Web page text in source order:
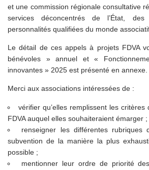
et une commission régionale consultative
services déconcentrés de l’État,
personnalités qualifiées du monde
Le détail de ces appels à projets FDVA
bénévoles » annuel et «
innovantes » 2025 est présenté en annexe.
Merci aux associations intéressées de :
vérifier qu’elles remplissent les critères
FDVA auquel elles souhaiteraient émarger ;
renseigner les différentes rubriques
subvention de la manière la plus
possible ;
mentionner leur ordre de priorité